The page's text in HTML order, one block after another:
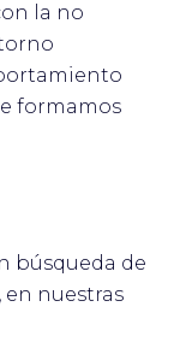
la no
formamos
búsqueda de
en nuestras